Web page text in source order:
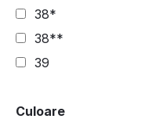
38*
38**
39
39**
Culoare